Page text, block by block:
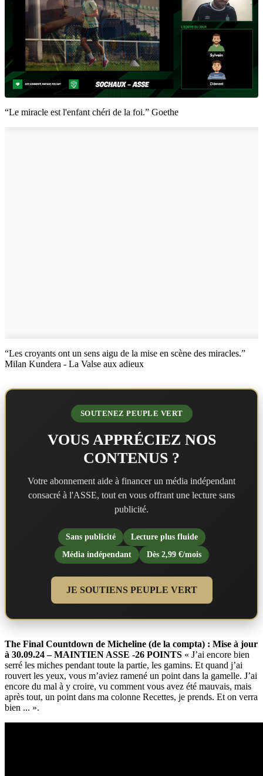
“Le miracle est l'enfant chéri de la foi.” Goethe
“Les croyants ont un sens aigu de la mise en scène des miracles.”
Milan Kundera - La Valse aux adieux
SOUTENEZ PEUPLE VERT
VOUS APPRÉCIEZ NOS
CONTENUS ?
Votre abonnement aide à financer un média indépendant
consacré à l'ASSE, tout en vous offrant une lecture sans
publicité.
Sans publicité
Lecture plus fluide
Média indépendant
Dès 2,99 €/mois
JE SOUTIENS PEUPLE VERT
The Final Countdown de Micheline (de la compta) : Mise à jour
à 30.09.24 – MAINTIEN ASSE -26 POINTS « J’ai encore bien
serré les miches pendant toute la partie, les gamins. Et quand j’ai
rouvert les yeux, vous m’aviez ramené un point dans la gamelle. J’ai
encore du mal à y croire, vu comment vous avez été mauvais, mais
après tout, un point dans ma colonne Recettes, je prends. Et on verra
bien ... ».